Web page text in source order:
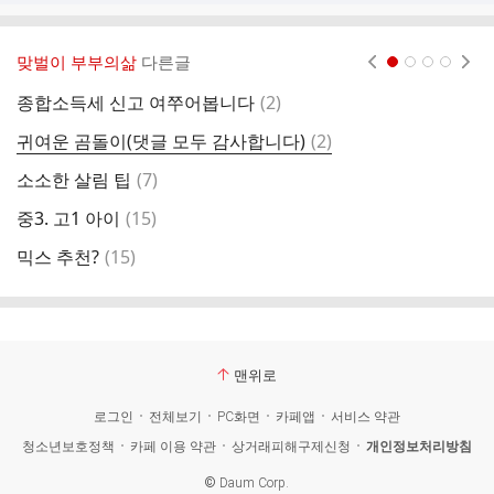
맞벌이 부부의삶 다른글
종합소득세 신고 여쭈어봅니다 댓
(2)
귀여운 곰돌이(댓글 모두 감사합니다) 댓
글
(2)
소소한 살림 팁 댓
(7)
중3. 고1 아이 댓
(15)
믹스 추천? 댓
(15)
맨위로
로그인 전체보기 PC화면 카페앱
서비스 약관
청소년보호정책
카페 이용 약관 상거래피해구제신청 개인정보처리방침
© Daum Corp.